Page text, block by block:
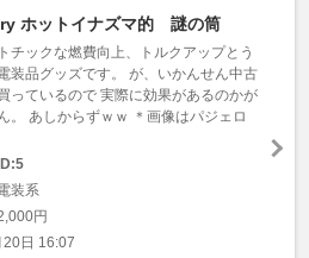
ホットイナズマ的 謎の筒
チックな燃費向上、トルクアップとう
装品グッズです。 が、いかんせん中古
っているので 実際に効果があるのかが
。 あしからずｗｗ ＊画像はパジェロ
装系
円
日 16:07